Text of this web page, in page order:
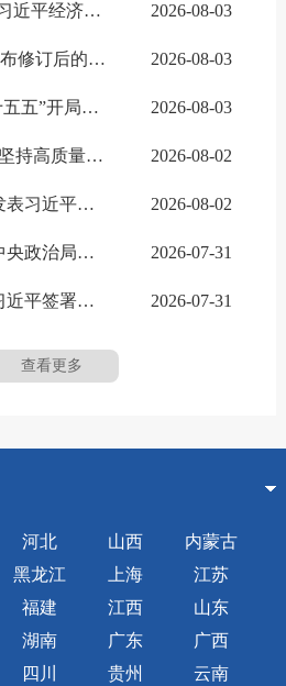
东风浩荡开新局——习近平经济思想指引中国经济高质量发展行稳致远 2026-08-03
李强签署国务院令 公布修订后的《集成电路布图设计保护条例》 2026-08-03
习近平总书记引领“十五五”开局之年中国经济破浪前行 2026-08-03
总书记的人民情怀 | “坚持高质量发展要成为领导干部政绩观的重要内容” 2026-08-02
[视频]《求是》杂志发表习近平总书记重要文章《加快建设健康中国》 2026-08-02
[视频]习近平在中共中央政治局第二十七次集体学习时强调 强化政治引领 深化创新发展 高质量推进国防和军队现代化 2026-07-31
[视频]中央军委主席习近平签署通令 给1名个人记功 2026-07-31
查看更多
河北 山西
内蒙古
黑龙江 上海
江苏
福建 江西
山东
湖南 广东
广西
四川 贵州 云南